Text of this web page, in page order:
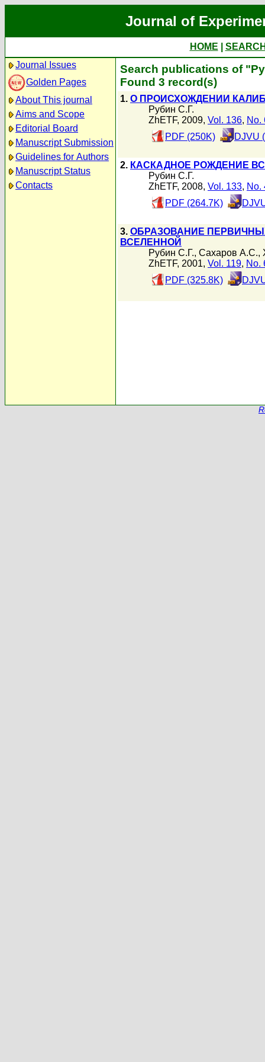
Journal of
HOME
Journal Issues
Golden Pages
About This journal
Aims and Scope
Editorial Board
Manuscript Submission
Guidelines for Authors
Manuscript Status
Contacts
Search publications of
Found 3 record(s)
1. О ПРОИСХОЖДЕНИИ
Рубин С.Г.
ZhETF, 2009, Vol. 136, No.
PDF (250K)
DJVU
2. КАСКАДНОЕ РОЖДЕНИЕ
Рубин С.Г.
ZhETF, 2008, Vol. 133, No.
PDF (264.7K)
3. ОБРАЗОВАНИЕ
ВСЕЛЕННОЙ
Рубин С.Г., Сахаров А.С.,
ZhETF, 2001, Vol. 119, No.
PDF (325.8K)